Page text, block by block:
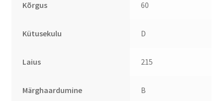
Kõrgus 60
Kütusekulu D
Laius 215
Märghaardumine B